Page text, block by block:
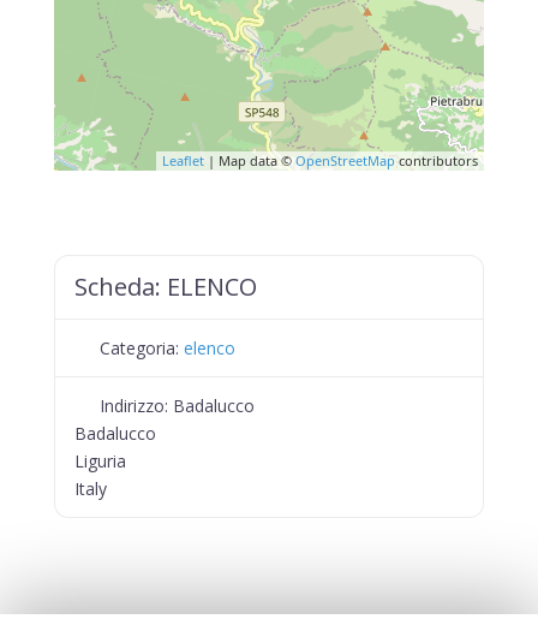
Leaflet | Map data ©OpenStreetMap contributors
Scheda: ELENCO
Categoria:elenco
Indirizzo: Badalucco
Badalucco
Liguria
Italy